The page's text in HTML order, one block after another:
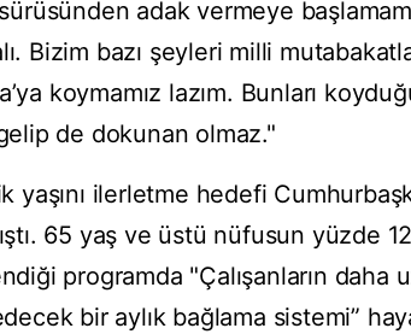
adak vermeye
Bizim bazı şeyleri milli
koymamız lazım. Bunları
de dokunan olmaz."
yaşını ilerletme hedefi
65 yaş ve üstü nüfusun yüzde
programda "Çalışanların daha
bir aylık bağlama sistemi”